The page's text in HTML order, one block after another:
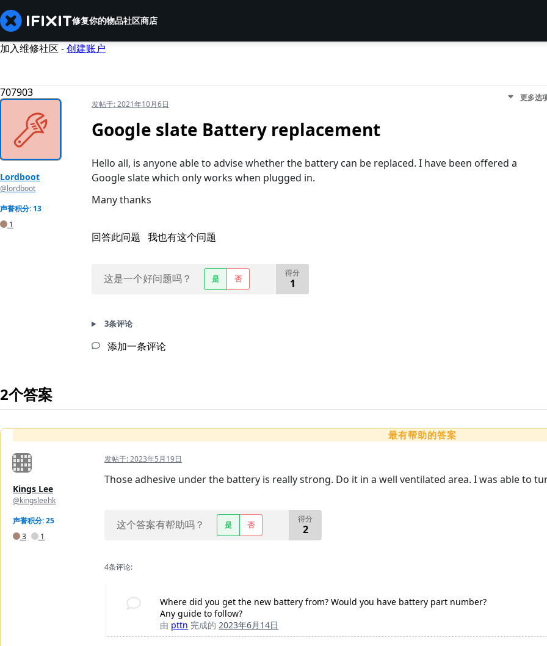
修复你的物品社区商店
加入维修社区 -创建账户
707903
Lordboot
@lordboot
声誉积分: 13
1
发帖于:2021年10月6日
更多选
Google slate Battery replacement
Hello all, is anyone able to advise whether the battery can be replaced. I have been offered a
Google slate which only works when plugged in.
Many thanks
回答此问题 我也有这个问题
这是一个好问题吗？ 是 否
得分
1
3条评论
添加一条评论
2个答案
最有帮助的答案
Kings Lee
@kingsleehk
声誉积分: 25
3
1
发帖于:2023年5月19日
Those adhesive under the battery is really strong. Do it in a well ventilated area. I was able to
这个答案有帮助吗？ 是 否
得分
2
4条评论:
Where did you get the new battery from? Would you have battery part number?
Any guide to follow?
由 pttn 完成的2023年6月14日